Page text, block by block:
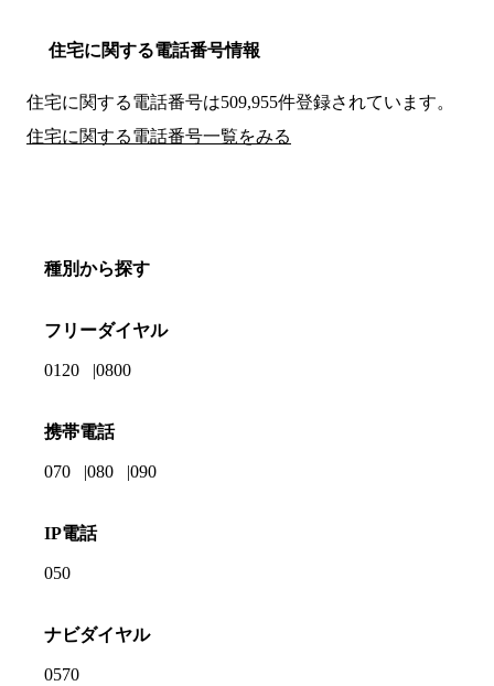
住宅に関する電話番号情報
住宅に関する電話番号は509,955件登録されています。
住宅に関する電話番号一覧をみる
種別から探す
フリーダイヤル
0120 0800
携帯電話
070 080 090
IP電話
050
ナビダイヤル
0570